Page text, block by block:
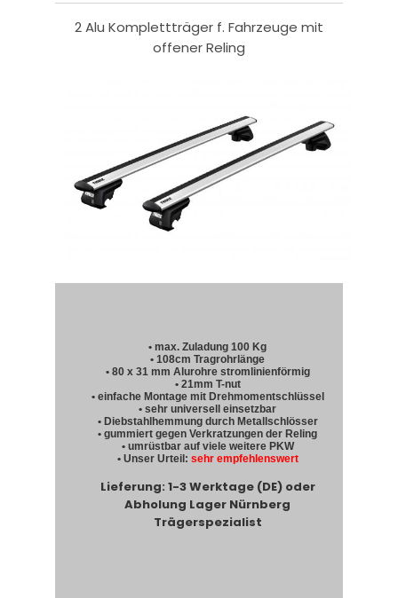
2 Alu Komplettträger f. Fahrzeuge mit
offener Reling
• max. Zuladung 100 Kg
• 108cm Tragrohrlänge
• 80 x 31 mm Alurohre stromlinienförmig
• 21mm T-nut
• einfache Montage mit Drehmomentschlüssel
• sehr universell einsetzbar
• Diebstahlhemmung durch Metallschlösser
• gummiert gegen Verkratzungen der Reling
• umrüstbar auf viele weitere PKW
• Unser Urteil: sehr empfehlenswert
Lieferung: 1-3 Werktage (DE) oder
Abholung Lager Nürnberg
Trägerspezialist